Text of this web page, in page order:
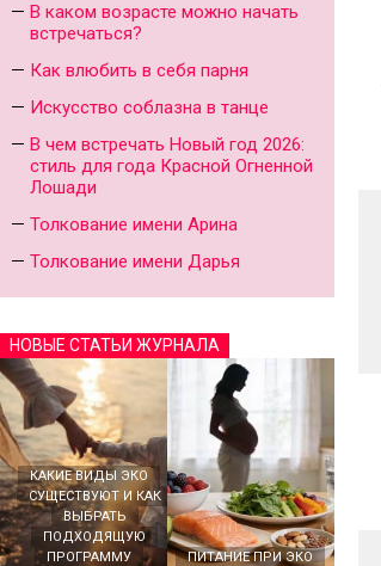
В каком возрасте можно начать
встречаться?
Как влюбить в себя парня
Искусство соблазна в танце
В чем встречать Новый год 2026:
стиль для года Красной Огненной
Лошади
Толкование имени Арина
Толкование имени Дарья
НОВЫЕ СТАТЬИ ЖУРНАЛА
КАКИЕ ВИДЫ ЭКО
СУЩЕСТВУЮТ И КАК
ВЫБРАТЬ
ПОДХОДЯЩУЮ
ПРОГРАММУ
ПИТАНИЕ ПРИ ЭКО